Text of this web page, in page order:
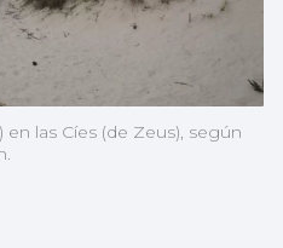
las Cíes (de Zeus), según